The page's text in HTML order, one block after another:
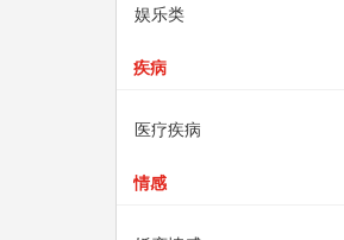
娱乐类
疾病
医疗疾病
情感